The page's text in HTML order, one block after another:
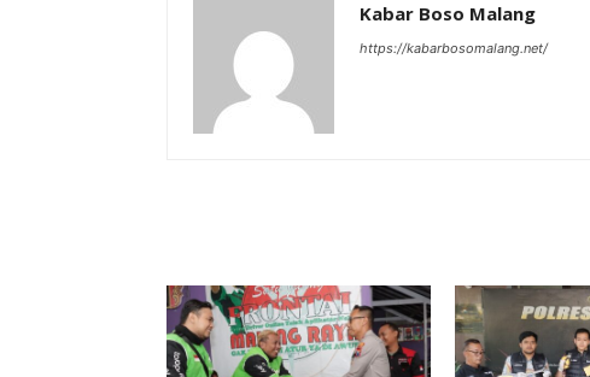
Kabar Boso Malang
https://kabarbosomalang.net/